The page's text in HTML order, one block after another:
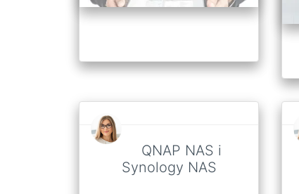
QNAP NAS i
Synology NAS